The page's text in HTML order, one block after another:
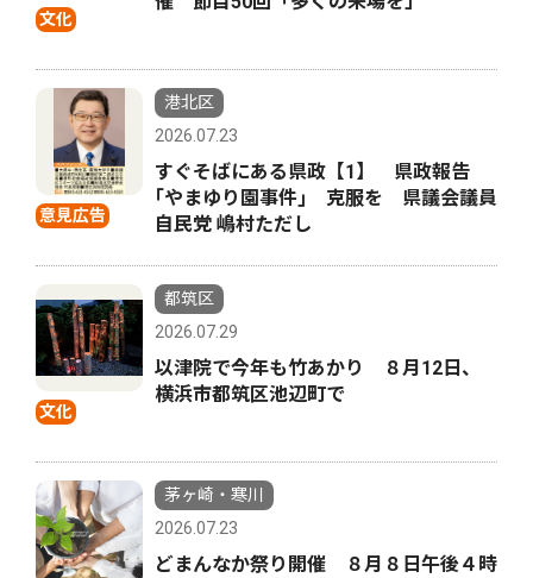
文化
意見広告
港北区
2026.07.23
すぐそばにある県政【1】 県政報告
｢やまゆり園事件｣ 克服を 県議会議員
自民党 嶋村ただし
文化
都筑区
2026.07.29
以津院で今年も竹あかり ８月12日、
横浜市都筑区池辺町で
茅ヶ崎・寒川
2026.07.23
どまんなか祭り開催 ８月８日午後４時